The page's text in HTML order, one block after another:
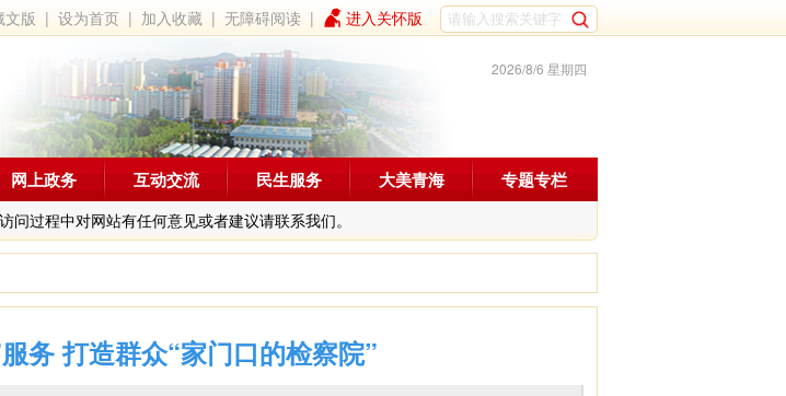
文版 |设为首页 | 加入收藏 |无障碍阅读 | 进入关怀版
2026/8/6 星期四
过程中对网站有任何意见或者建议请联系我们。
网上政务 互动交流 民生服务 大美青海 专题专栏
务 打造群众“家门口的检察院”